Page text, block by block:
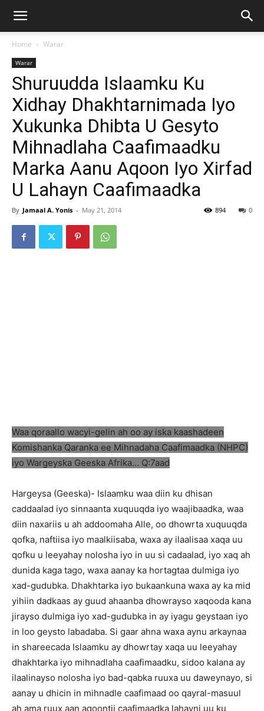
Home Warar
Warar
Shuruudda Islaamku Ku
Xidhay Dhakhtarnimada Iyo
Xukunka Dhibta U Gesyto
Mihnadlaha Caafimaadku
Marka Aanu Aqoon Iyo Xirfad
U Lahayn Caafimaadka
By Jamaal A. Yonis - May 21, 2014 0
894
Waa qoraallo wacyi-gelin ah oo ay iska kaashadeen
Komishanka Qaranka ee Mihnadaha Caafimaadka (NHPC)
iyo Wargeyska Geeska Afrika… Q:7aad
Hargeysa (Geeska)- Islaamku waa diin ku dhisan
caddaalad iyo sinnaanta xuquuqda iyo waajibaadka, waa
diin naxariis u ah addoomaha Alle, oo dhowrta xuquuqda
qofka, naftiisa iyo maalkiisaba, waxa ay ilaalisaa xaqa uu
qofku u leeyahay nolosha iyo in uu si cadaalad, iyo xaq ah
dunida kaga tago, waxa aanay ka hortagtaa dulmiga iyo
xad-gudubka. Dhakhtarka iyo bukaankuna waxa ay ka mid
yihiin dadkaas ay guud ahaanba dhowrayso xaqooda kana
jirayso dulmiga iyo xad-gudubka in ay iyagu geystaan iyo
in loo geysto labadaba. Si gaar ahna waxa aynu arkaynaa
in shareecada Islaamku ay dhowrtay xaqa uu leeyahay
dhakhtarka iyo mihnadlaha caafimaadku, sidoo kalana ay
ilaalinayso nolosha iyo bad-qabka ruuxa uu daweynayo, si
aanay u dhicin in mihnadle caafimaad oo qayral-masuul
ah ama ruux aan aqoontii caafimaadka lahayni uu ku